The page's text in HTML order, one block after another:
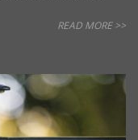
READ MORE >>